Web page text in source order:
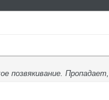
позвякивание.